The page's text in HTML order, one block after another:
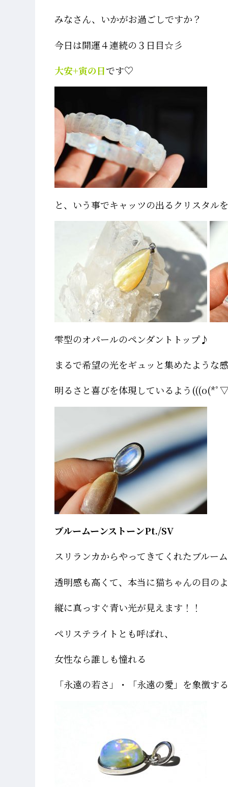
みなさん、いかがお過ごしですか？
今日は開運４連続の３日目☆彡
大安+寅の日です♡
と、いう事でキャッツの出るクリスタル
雫型のオパールのペンダントトップ♪
まるで希望の光をギュッと集めたような
明るさと喜びを体現しているよう(((o(*ﾟ
ブルームーンストーンPt./SV
スリランカからやってきてくれたブルー
透明感も高くて、本当に猫ちゃんの目の
縦に真っすぐ青い光が見えます！！
ぺリステライトとも呼ばれ、
女性なら誰しも憧れる
「永遠の若さ」・「永遠の愛」を象徴す